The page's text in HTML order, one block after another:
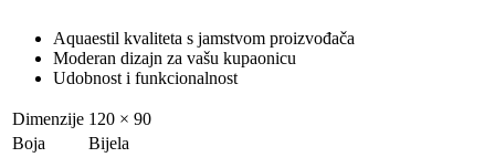
Aquaestil kvaliteta s jamstvom proizvođača
Moderan dizajn za vašu kupaonicu
Udobnost i funkcionalnost
Dimenzije 120 × 90
Boja
Bijela